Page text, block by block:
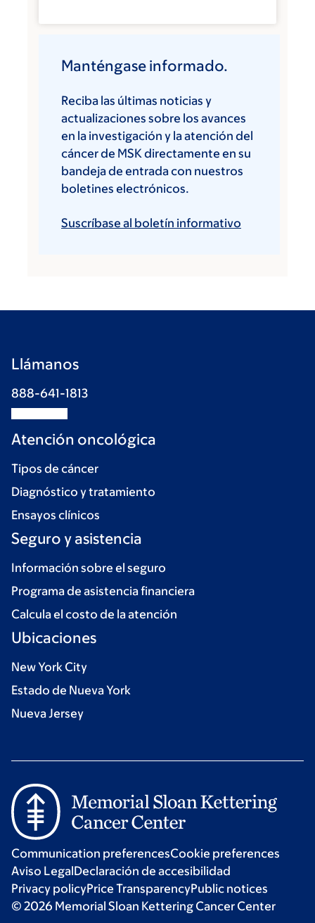
Manténgase informado.
Reciba las últimas noticias y
actualizaciones sobre los avances
en la investigación y la atención del
cáncer de MSK directamente en su
bandeja de entrada con nuestros
boletines electrónicos.
Suscríbase al boletín informativo
Llámanos
888-641-1813
Atención oncológica
Tipos de cáncer
Diagnóstico y tratamiento
Ensayos clínicos
Seguro y asistencia
Información sobre el seguro
Programa de asistencia financiera
Calcula el costo de la atención
Ubicaciones
New York City
Estado de Nueva York
Nueva Jersey
Communication preferencesCookie preferences
Aviso LegalDeclaración de accesibilidad
Privacy policyPrice TransparencyPublic notices
© 2026 Memorial Sloan Kettering Cancer Center